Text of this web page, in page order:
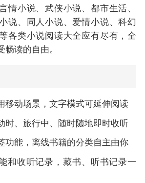
情小说、武侠小说、都市生活、
说、同人小说、爱情小说、科幻
各类小说阅读大全应有尽有，全
读的自由。
移动场景，文字模式可延伸阅读
时、旅行中、随时随地即时收听
功能，离线书籍的分类自主由你
和收听记录，藏书、听书记录一